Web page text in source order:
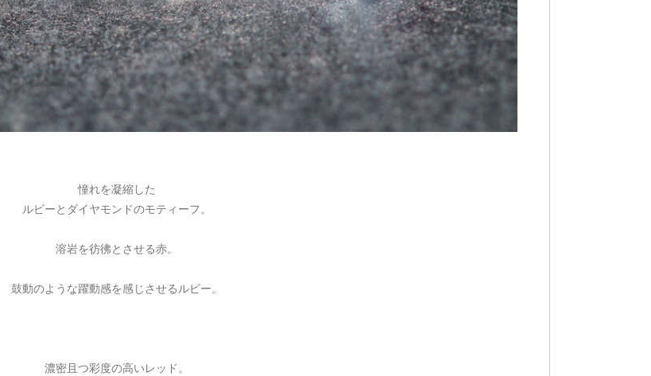
憧れを凝縮した
ルビーとダイヤモンドのモティーフ。
溶岩を彷彿とさせる赤。
鼓動のような躍動感を感じさせるルビー。
濃密且つ彩度の高いレッド。